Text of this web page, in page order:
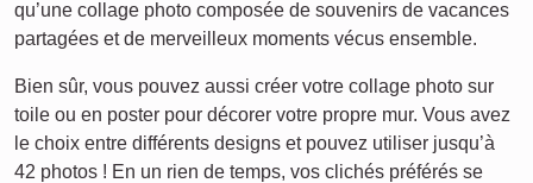
qu’une collage photo composée de souvenirs de vacances
partagées et de merveilleux moments vécus ensemble.
Bien sûr, vous pouvez aussi créer votre collage photo sur
toile ou en poster pour décorer votre propre mur. Vous avez
le choix entre différents designs et pouvez utiliser jusqu’à
42 photos ! En un rien de temps, vos clichés préférés se